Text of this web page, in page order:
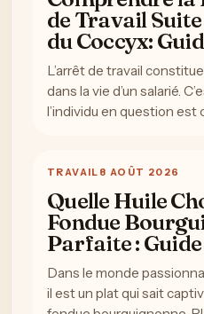
de Travail
du Coccyx:
L’arrêt de travail
dans la vie d’un salarié.
l’individu en question est
TRAVAIL 8 AOÛT 2026
Quelle Huile
Fondue
Parfaite :
Dans le monde
il est un plat qui sait